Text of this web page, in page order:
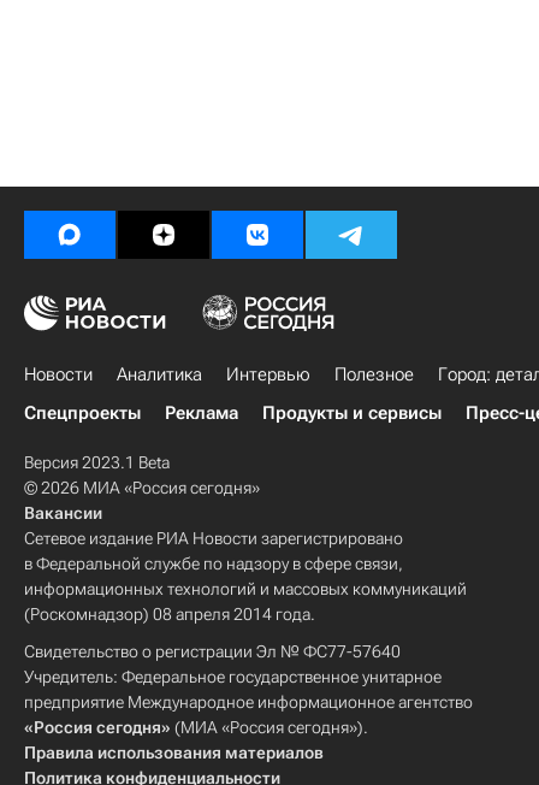
Новости Аналитика Интервью Полезное
Город:
Спецпроекты
Реклама Продукты и сервисы Пресс-
Версия 2023.1 Beta
© 2026 МИА «Россия сегодня»
Вакансии
Сетевое издание РИА Новости зарегистрировано
в Федеральной службе по надзору в сфере связи,
информационных технологий и массовых коммуникаций
(Роскомнадзор) 08 апреля 2014 года.
Свидетельство о регистрации Эл № ФС77-57640
Учредитель: Федеральное государственное унитарное
предприятие Международное информационное агентство
«Россия сегодня» (МИА «Россия сегодня»).
Правила использования материалов
Политика конфиденциальности